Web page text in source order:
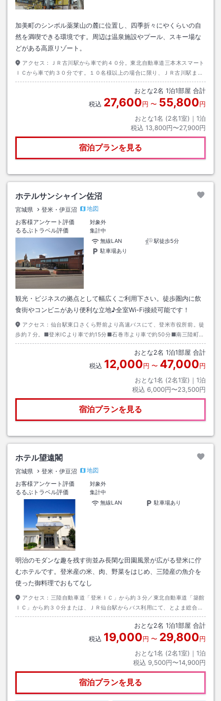
加美町のシンボル薬莱山の麓に位置し、四季折々にやくらいの自
然を満喫できる環境です。周辺は温泉施設やプール、スキー場な
どがある高原リゾート。
アクセス：
ＪＲ古川駅から車で約４０分。東北自動車道三本木スマート
ＩＣから車で約３０分です。１０名様以上の場合に限り、ＪＲ古川駅まで
の送迎が可能です（要予約）
おとな2名 1泊1部屋 合計
税込 27,600円 〜 55,800円
おとな1名 (2名1室)｜ 1泊
税込 13,800円〜27,900円
宿泊プランを見る
ホテルサンシャイン佐沼
宮城県 登米・伊豆沼
地図
お客様アンケート評価
対象外
るるぶトラベル評価
集計中
無線LAN
駅徒歩5分
駐車場あり
観光・ビジネスの拠点として幅広くご利用下さい。徒歩圏内に飲
食街やコンビニがあり便利な立地♪全室Wi-Fi接続可能です！
アクセス： 仙台駅東口さくら野前より高速バスにて、登米市役所前。徒
歩約７分。■登米ICより車で約15分■石巻市より車で約50分■南三陸町よ
り車で約45分■JR新田駅より車で約15分■くりこま高原駅より車で約20
おとな2名 1泊1部屋 合計
税込 12,000円 〜 47,000円
おとな1名 (2名1室)｜ 1泊
税込 6,000円〜23,500円
宿泊プランを見る
ホテル望遠閣
宮城県 登米・伊豆沼
地図
お客様アンケート評価
対象外
るるぶトラベル評価
集計中
無線LAN
駐車場あり
明治のモダンな趣を残す街並み長閑な田園風景が広がる登米に佇
むホテルです。登米産の米、肉、野菜をはじめ、三陸産の魚介を
使った御料理でおもてなし
アクセス： 三陸自動車道「登米ＩＣ」から約３分／東北自動車道「築館
ＩＣ」から約３０分または、ＪＲ仙台駅からバス利用にて、とよま総合支
所下車→徒歩約１５分
おとな2名 1泊1部屋 合計
税込 19,000円 〜 29,800円
おとな1名 (2名1室)｜ 1泊
税込 9,500円〜14,900円
宿泊プランを見る